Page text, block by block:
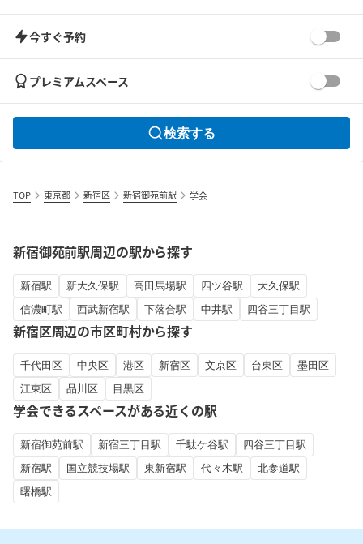
今すぐ予約
プレミアムスペース
検索する
TOP 東京都 新宿区 新宿御苑前駅 学会
新宿御苑前駅周辺の駅から探す
新宿駅 新大久保駅 高田馬場駅 四ツ谷駅
大久保駅
信濃町駅
西武新宿駅 下落合駅 中井駅 四谷三丁目駅
新宿区周辺の市区町村から探す
千代田区 中央区 港区 新宿区 文京区 台東区
墨田区
江東区
品川区 目黒区
学会できるスペースがある近くの駅
新宿御苑前駅 新宿三丁目駅 千駄ケ谷駅
四谷三丁目駅
新宿駅
国立競技場駅 東新宿駅 代々木駅
北参道駅
曙橋駅